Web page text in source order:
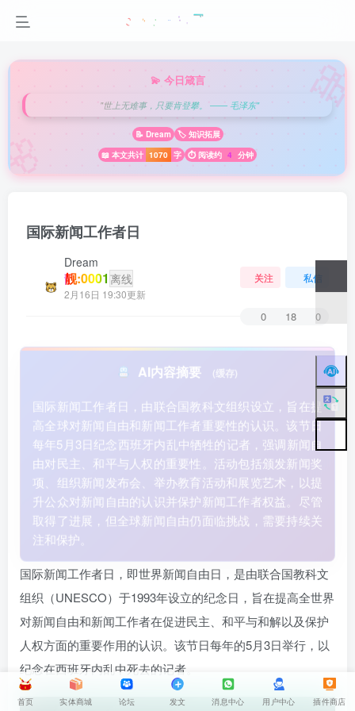
💫 今日箴言
"世上无难事，只要肯登攀。 —— 毛泽东"
📝 Dream
🏷️ 知识拓展
📖 本文共计 1070 字 ⏱️ 阅读约 4 分钟
国际新闻工作者日
Dream
靓:0001 离线
2月16日 19:30更新
关注 私信
0 18 0
AI内容摘要 (缓存)
国际新闻工作者日，由联合国教科文组织设立，旨在提
高全球对新闻自由和新闻工作者重要性的认识。该节日
每年5月3日纪念西班牙内乱中牺牲的记者，强调新闻自
由对民主、和平与人权的重要性。活动包括颁发新闻奖
项、组织新闻发布会、举办教育活动和展览艺术，以提
升公众对新闻自由的认识并保护新闻工作者权益。尽管
取得了进展，但全球新闻自由仍面临挑战，需要持续关
注和保护。
国际新闻工作者日，即世界新闻自由日，是由联合国教科文
组织（UNESCO）于1993年设立的纪念日，旨在提高全世界
对新闻自由和新闻工作者在促进民主、和平与和解以及保护
人权方面的重要作用的认识。该节日每年的5月3日举行，以
纪念在西班牙内乱中死去的记者。
首页 实体商城 论坛 发文 消息中心 用户中心 插件商店